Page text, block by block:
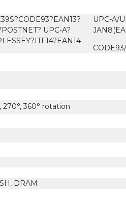
UPC-A?
UPC-A/
360° rotation
DRAM